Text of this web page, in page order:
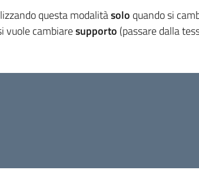
questa modalitàsolo quando si
vuole cambiaresupporto (passare dalla